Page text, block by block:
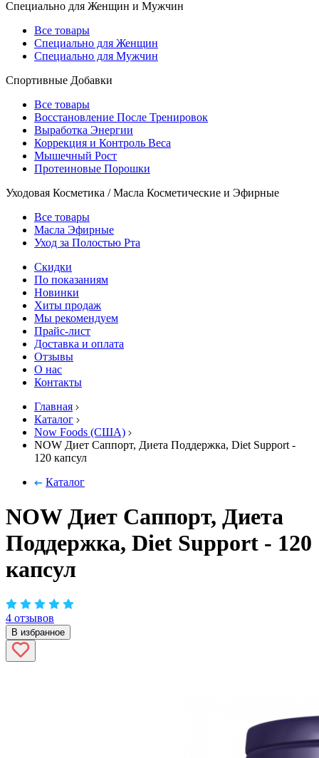
Специально для Женщин и Мужчин
Все товары
Специально для Женщин
Специально для Мужчин
Спортивные Добавки
Все товары
Восстановление После Тренировок
Выработка Энергии
Коррекция и Контроль Веса
Мышечный Рост
Протеиновые Порошки
Уходовая Косметика / Масла Косметические и Эфирные
Все товары
Масла Эфирные
Уход за Полостью Рта
Скидки
По показаниям
Новинки
Хиты продаж
Мы рекомендуем
Прайс-лист
Доставка и оплата
Отзывы
О нас
Контакты
Главная
Каталог
Now Foods (США)
NOW Диет Саппорт, Диета Поддержка, Diet Support -
120 капсул
Каталог
NOW Диет Саппорт, Диета
Поддержка, Diet Support - 120
капсул
4 отзывов
В избранное